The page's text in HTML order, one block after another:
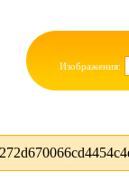
Изображения: